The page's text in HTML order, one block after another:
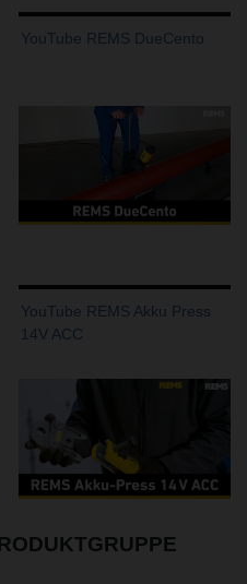
YouTube REMS DueCento
YouTube REMS Akku Press
14V ACC